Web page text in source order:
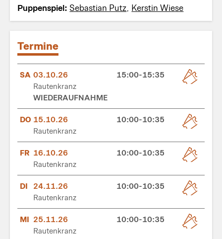
Puppenspiel: Sebastian Putz, Kerstin Wiese
Termine
SA 03.10.26
15:00-15:35
Rautenkranz
WIEDERAUFNAHME
DO 15.10.26
10:00-10:35
Rautenkranz
FR 16.10.26
10:00-10:35
Rautenkranz
DI 24.11.26
10:00-10:35
Rautenkranz
MI 25.11.26
10:00-10:35
Rautenkranz